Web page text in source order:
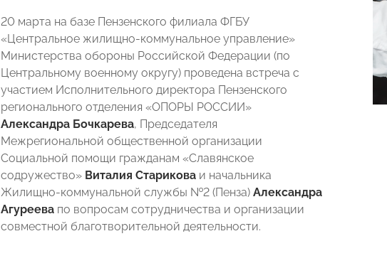
20 марта на базе Пензенского филиала ФГБУ
«Центральное жилищно-коммунальное управление»
Министерства обороны Российской Федерации (по
Центральному военному округу) проведена встреча с
участием Исполнительного директора Пензенского
регионального отделения «ОПОРЫ РОССИИ»
Александра Бочкарева, Председателя
Межрегиональной общественной организации
Социальной помощи гражданам «Славянское
содружество» Виталия Старикова и начальника
Жилищно-коммунальной службы №2 (Пенза) Александра
Агуреева по вопросам сотрудничества и организации
совместной благотворительной деятельности.